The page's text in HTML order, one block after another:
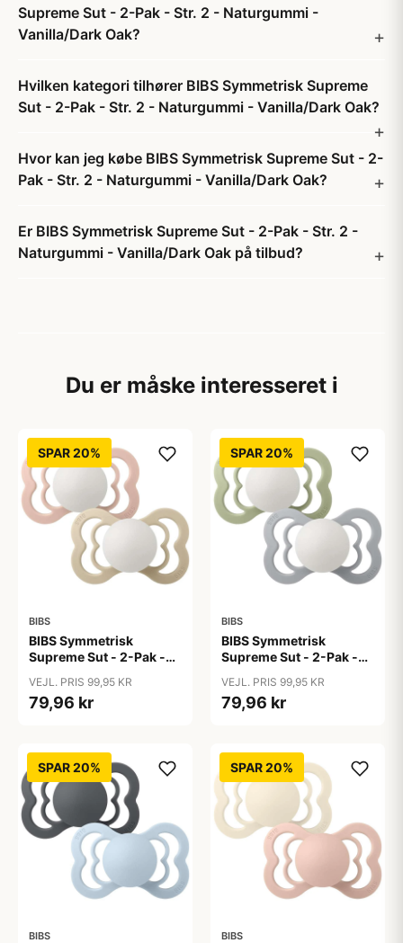
Supreme Sut - 2-Pak - Str. 2 - Naturgummi -
Vanilla/Dark Oak?
Hvilken kategori tilhører BIBS Symmetrisk Supreme
Sut - 2-Pak - Str. 2 - Naturgummi - Vanilla/Dark Oak?
Hvor kan jeg købe BIBS Symmetrisk Supreme Sut - 2-
Pak - Str. 2 - Naturgummi - Vanilla/Dark Oak?
Er BIBS Symmetrisk Supreme Sut - 2-Pak - Str. 2 -
Naturgummi - Vanilla/Dark Oak på tilbud?
Du er måske interesseret i
SPAR 20%
BIBS
BIBS Symmetrisk
Supreme Sut - 2-Pak -
GLOW - Blush/Vanilla
VEJL. PRIS 99,95 KR
79,96 kr
SPAR 20%
BIBS
BIBS Symmetrisk
Supreme Sut - 2-Pak -
GLOW - Sage/Cloud
VEJL. PRIS 99,95 KR
79,96 kr
SPAR 20%
BIBS
SPAR 20%
BIBS